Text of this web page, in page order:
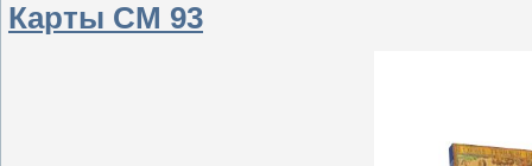
Карты CM 93